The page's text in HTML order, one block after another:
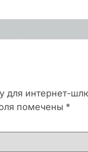
для интернет-
помечены *